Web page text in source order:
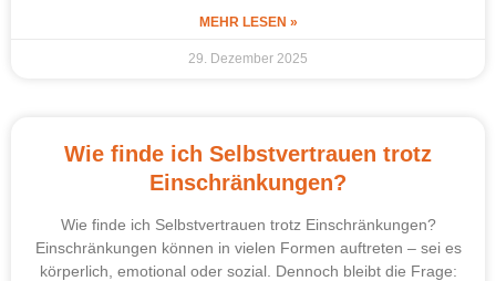
MEHR LESEN »
29. Dezember 2025
Wie finde ich Selbstvertrauen trotz
Einschränkungen?
Wie finde ich Selbstvertrauen trotz Einschränkungen?
Einschränkungen können in vielen Formen auftreten – sei es
körperlich, emotional oder sozial. Dennoch bleibt die Frage: